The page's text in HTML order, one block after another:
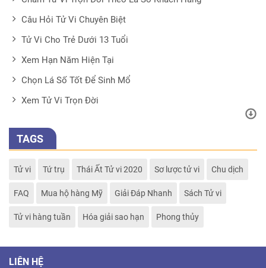
Câu Hỏi Tử Vi Chuyên Biệt
Tử Vi Cho Trẻ Dưới 13 Tuổi
Xem Hạn Năm Hiện Tại
Chọn Lá Số Tốt Để Sinh Mổ
Xem Tử Vi Trọn Đời
TAGS
Tử vi Tứ trụ Thái Ất Tử vi 2020 Sơ lược tử vi Chu dịch
FAQ Mua hộ hàng Mỹ Giải Đáp Nhanh Sách Tử vi
Tử vi hàng tuần Hóa giải sao hạn Phong thủy
LIÊN HỆ